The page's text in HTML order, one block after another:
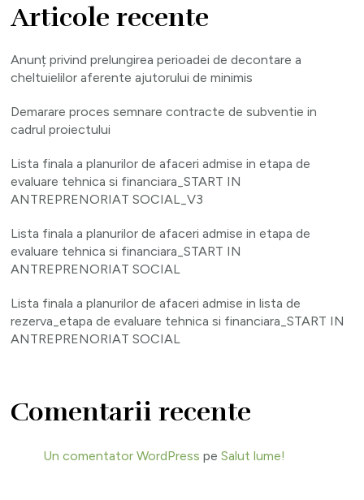
Articole recente
Anunț privind prelungirea perioadei de decontare a
cheltuielilor aferente ajutorului de minimis
Demarare proces semnare contracte de subventie in
cadrul proiectului
Lista finala a planurilor de afaceri admise in etapa de
evaluare tehnica si financiara_START IN
ANTREPRENORIAT SOCIAL_V3
Lista finala a planurilor de afaceri admise in etapa de
evaluare tehnica si financiara_START IN
ANTREPRENORIAT SOCIAL
Lista finala a planurilor de afaceri admise in lista de
rezerva_etapa de evaluare tehnica si financiara_START IN
ANTREPRENORIAT SOCIAL
Comentarii recente
Un comentator WordPress peSalut lume!